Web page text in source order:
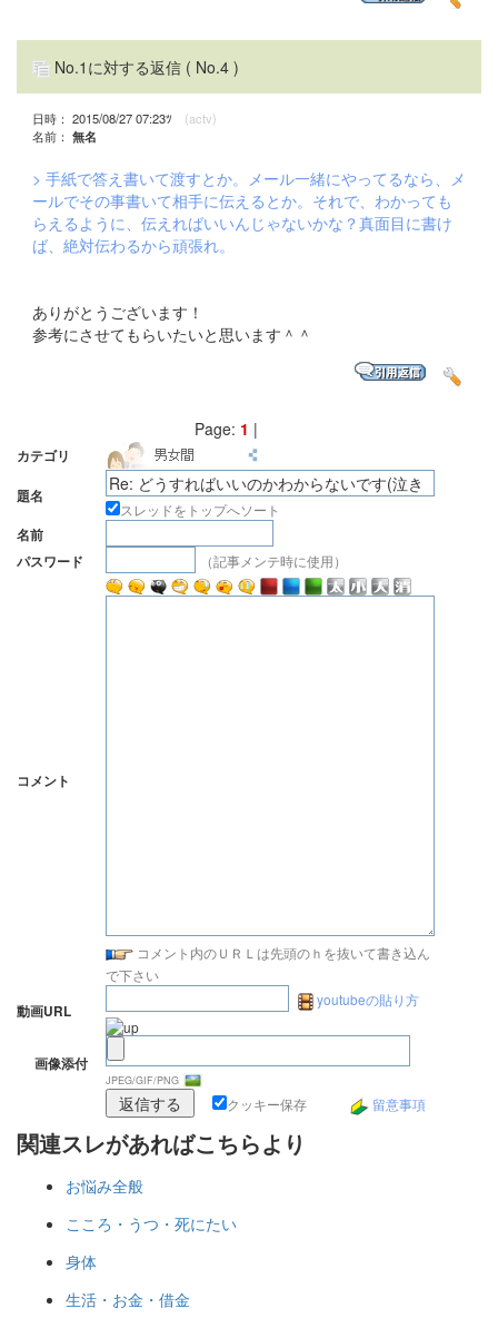
No.1に対する返信 ( No.4 )
日時： 2015/08/27 07:23ﾂ (actv)
名前： 無名
> 手紙で答え書いて渡すとか。メール一緒にやってるなら、メ
ールでその事書いて相手に伝えるとか。それで、わかっても
らえるように、伝えればいいんじゃないかな？真面目に書け
ば、絶対伝わるから頑張れ。
ありがとうございます！
参考にさせてもらいたいと思います＾＾
Page: 1 |
カテゴリ
題名
スレッドをトップへソート
名前
パスワード
（記事メンテ時に使用）
コメント
コメント内のＵＲＬは先頭のｈを抜いて書き込ん
で下さい
動画URL
youtubeの貼り方
画像添付
JPEG/GIF/PNG
クッキー保存 留意事項
関連スレがあればこちらより
お悩み全般
こころ・うつ・死にたい
身体
生活・お金・借金